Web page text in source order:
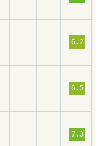
6.2
6.5
7.3